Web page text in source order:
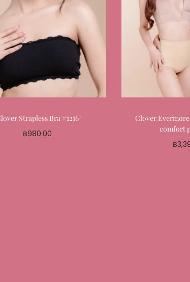
Strapless Bra #1216
฿980.00
Clover Evermore
comfort
฿